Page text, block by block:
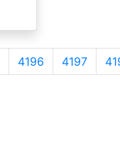
4196 4197